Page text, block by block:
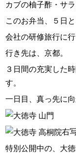
カブの柚子酢・サ
このお弁当、５日
会社の研修旅行に
行き先は、京都。
３日間の充実した
す。
一日目、真っ先に
右
特別公開中の、大